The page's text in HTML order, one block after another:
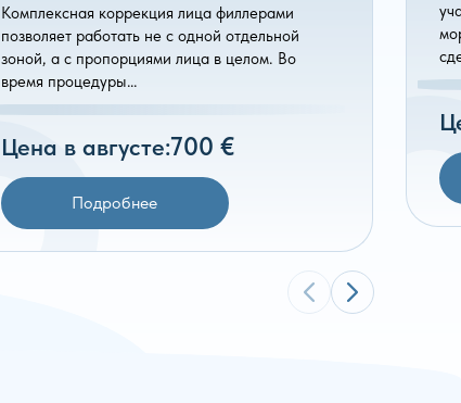
Комплексная коррекция лица филлерами
позволяет работать не с одной отдельной
зоной, а с пропорциями лица в целом. Во
время процедуры…
Цена в августе:700 €
Подробнее